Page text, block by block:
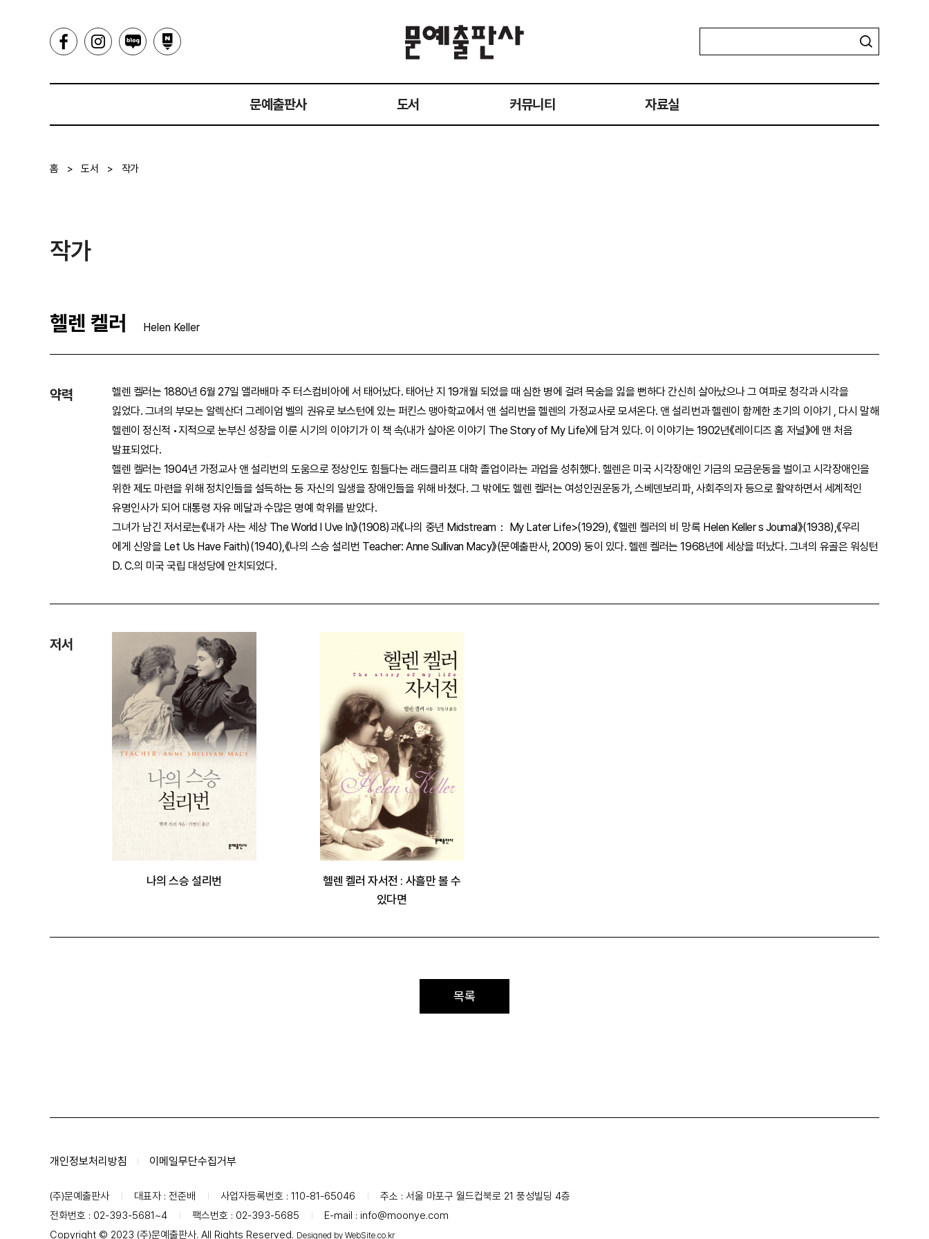
문예출판사 도서 커뮤니티 자료실
홈 > 도서 > 작가
작가
헬렌 켈러 Helen Keller
약력
헬렌 켈러는 1880년 6월 27일 앨라배마 주 터스컴비아에 서 태어났다. 태어난 지 19개월 되었을 때 심한 병에 걸려 목숨을 잃을 뻔하다 간신히 살아났으나 그 여파로 청각과 시각을
잃었다. 그녀의 부모는 알렉산더 그레이엄 벨의 권유로 보스턴에 있는 퍼킨스 맹아학교에서 앤 설리번을 헬렌의 가정교사로 모셔온다. 앤 설리번과 헬렌이 함께한 초기의 이야기 , 다시 말해
헬렌이 정신적 •지적으로 눈부신 성장을 이룬 시기의 이야기가 이 책 속〈내가 살아온 이야기 The Story of My Life〉에 담겨 있다. 이 이야기는 1902년《레이디즈 홈 저널》에 맨 처음
발표되었다.
헬렌 켈러는 1904년 가정교사 앤 설리번의 도움으로 정상인도 힘들다는 래드클리프 대학 졸업이라는 과업을 성취했다. 헬렌은 미국 시각장애인 기금의 모금운동을 벌이고 시각장애인을
위한 제도 마련을 위해 정치인들을 설득하는 등 자신의 일생을 장애인들을 위해 바쳤다. 그 밖에도 헬렌 켈러는 여성인권운동가, 스베덴보리파, 사회주의자 등으로 활약하면서 세계적인
유명인사가 되어 대통령 자유 메달과 수많은 명예 학위를 받았다.
그녀가 남긴 저서로는《내가 사는 세상 The World I Uve In》(1908)과《나의 중년 Midstream： My Later Life>(1929), 《헬렌 켈러의 비 망록 Helen Keller s Joumal》(1938),《우리
에게 신앙을 Let Us Have Faith)(1940),《나의 스승 설리번 Teacher: Anne Sullivan Macy》(문예출판사, 2009) 둥이 있다. 헬렌 켈러는 1968년에 세상을 떠났다. 그녀의 유골은 워싱턴
D. C.의 미국 국립 대성당에 안치되었다.
저서
나의 스승 설리번
헬렌 켈러 자서전 : 사흘만 볼 수
있다면
목록
개인정보처리방침 이메일무단수집거부
(주)문예출판사 대표자 : 전준배 사업자등록번호 : 110-81-65046
주소 : 서울 마포구 월드컵북로 21 풍성빌딩 4층
전화번호 : 02-393-5681~4
팩스번호 : 02-393-5685 E-mail : info@moonye.com
Copyright © 2023 (주)문예출판사. All Rights Reserved. Designed by WebSite.co.kr